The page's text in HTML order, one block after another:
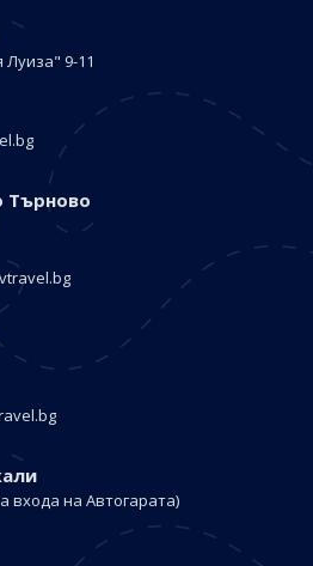
Луиза" 9-11
Търново
входа на Автогарата)